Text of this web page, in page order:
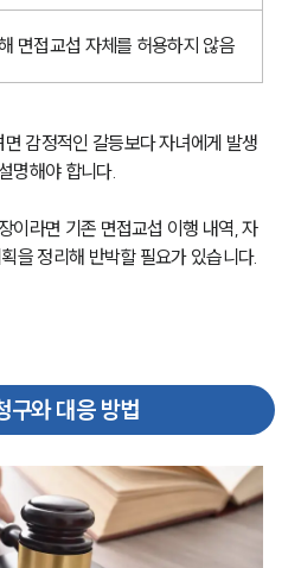
면접교섭 자체를 허용하지 않음
감정적인 갈등보다 자녀에게 발생
명해야 합니다.
이라면 기존 면접교섭 이행 내역, 자
을 정리해 반박할 필요가 있습니다.
구와 대응 방법